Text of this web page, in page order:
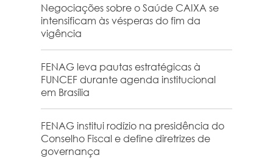
Negociações sobre o Saúde CAIXA se
intensificam às vésperas do fim da
vigência
FENAG leva pautas estratégicas à
FUNCEF durante agenda institucional
em Brasília
FENAG institui rodízio na presidência do
Conselho Fiscal e define diretrizes de
governança